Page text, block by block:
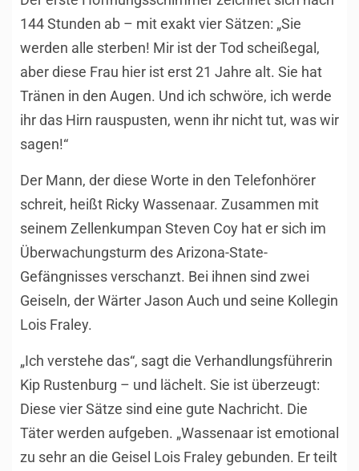
144 Stunden ab – mit exakt vier Sätzen: „Sie
werden alle sterben! Mir ist der Tod scheißegal,
aber diese Frau hier ist erst 21 Jahre alt. Sie hat
Tränen in den Augen. Und ich schwöre, ich werde
ihr das Hirn rauspusten, wenn ihr nicht tut, was wir
sagen!“
Der Mann, der diese Worte in den Telefonhörer
schreit, heißt Ricky Wassenaar. Zusammen mit
seinem Zellenkumpan Steven Coy hat er sich im
Überwachungsturm des Arizona-State-
Gefängnisses verschanzt. Bei ihnen sind zwei
Geiseln, der Wärter Jason Auch und seine Kollegin
Lois Fraley.
„Ich verstehe das“, sagt die Verhandlungsführerin
Kip Rustenburg – und lächelt. Sie ist überzeugt:
Diese vier Sätze sind eine gute Nachricht. Die
Täter werden aufgeben. „Wassenaar ist emotional
zu sehr an die Geisel Lois Fraley gebunden. Er teilt